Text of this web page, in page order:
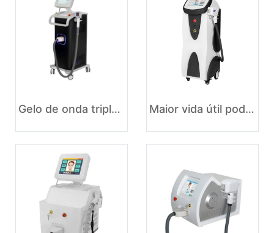
Gelo de onda tripla Titanium Platinum 755 1064 808nm depilação a laser de diodo Maior vida útil pode até100 milhões de tiros alexandrite a laser 755 808 1064 máquina de depilação a laser